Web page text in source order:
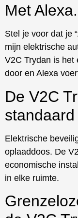
Met Alexa.
Stel je voor dat je
mijn elektrische
V2C Trydan is het
door en Alexa
De V2C
Elektrische
oplaaddoos. De
economische
in elke ruimte.